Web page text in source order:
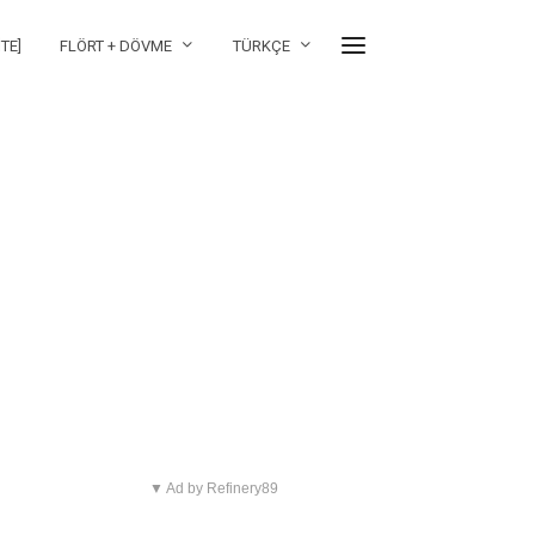
FLÖRT + DÖVME TÜRKÇE
▼ Ad by Refinery89